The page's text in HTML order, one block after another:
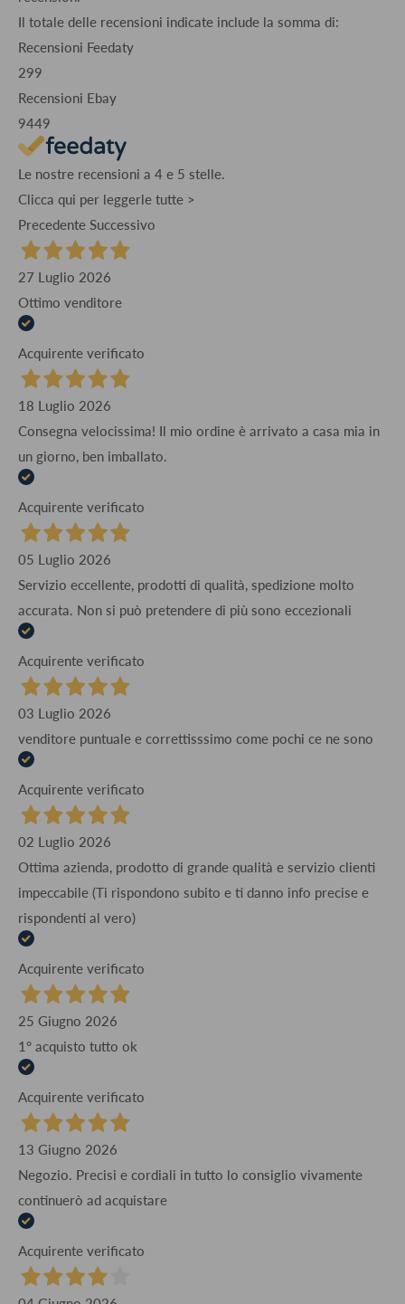
Il totale delle recensioni indicate include la somma di:
Recensioni Feedaty
299
Recensioni Ebay
9449
Le nostre recensioni a 4 e 5 stelle.
Clicca qui per leggerle tutte >
Precedente Successivo
27 Luglio 2026
Ottimo venditore
Acquirente verificato
18 Luglio 2026
Consegna velocissima! Il mio ordine è arrivato a casa mia in
un giorno, ben imballato.
Acquirente verificato
05 Luglio 2026
Servizio eccellente, prodotti di qualità, spedizione molto
accurata. Non si può pretendere di più sono eccezionali
Acquirente verificato
03 Luglio 2026
venditore puntuale e correttisssimo come pochi ce ne sono
Acquirente verificato
02 Luglio 2026
Ottima azienda, prodotto di grande qualità e servizio clienti
impeccabile (Ti rispondono subito e ti danno info precise e
rispondenti al vero)
Acquirente verificato
25 Giugno 2026
1° acquisto tutto ok
Acquirente verificato
13 Giugno 2026
Negozio. Precisi e cordiali in tutto lo consiglio vivamente
continuerò ad acquistare
Acquirente verificato